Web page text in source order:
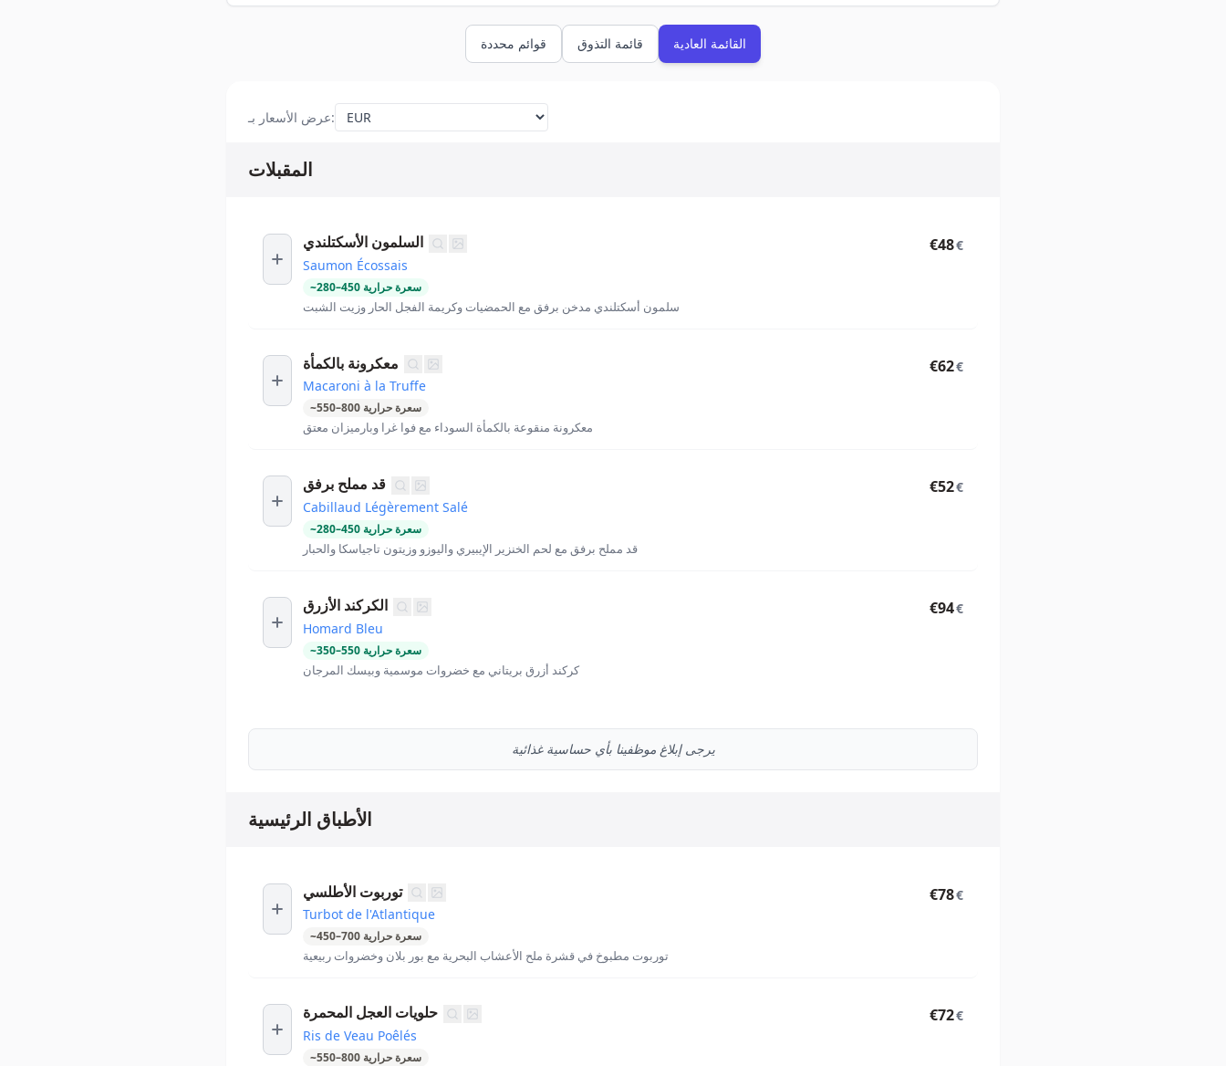
قوائم محددة قائمة التذوق القائمة العادية
عرض الأسعار بـ:
المقبلات
السلمون الأسكتلندي
Saumon Écossais
~280–450 سعرة حرارية
سلمون أسكتلندي مدخن برفق مع الحمضيات وكريمة الفجل الحار وزيت الشبت
€48€
معكرونة بالكمأة
Macaroni à la Truffe
~550–800 سعرة حرارية
معكرونة منقوعة بالكمأة السوداء مع فوا غرا وبارميزان معتق
€62€
قد مملح برفق
Cabillaud Légèrement Salé
~280–450 سعرة حرارية
قد مملح برفق مع لحم الخنزير الإيبيري واليوزو وزيتون تاجياسكا والحبار
€52€
الكركند الأزرق
Homard Bleu
~350–550 سعرة حرارية
كركند أزرق بريتاني مع خضروات موسمية وبيسك المرجان
€94€
يرجى إبلاغ موظفينا بأي حساسية غذائية
الأطباق الرئيسية
توربوت الأطلسي
Turbot de l'Atlantique
~450–700 سعرة حرارية
توربوت مطبوخ في قشرة ملح الأعشاب البحرية مع بور بلان وخضروات ربيعية
€78€
حلويات العجل المحمرة
Ris de Veau Poêlés
~550–800 سعرة حرارية
€72€